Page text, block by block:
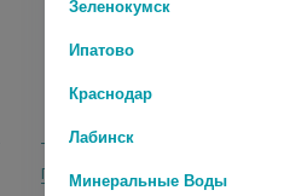
Зеленокумск
Ипатово
Краснодар
Лабинск
Минеральные Воды